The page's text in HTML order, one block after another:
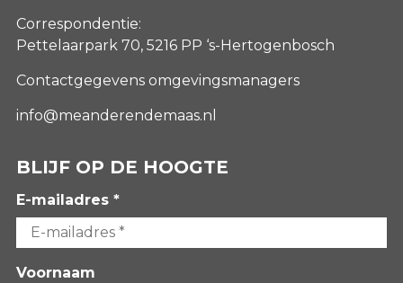
Correspondentie:
Pettelaarpark 70, 5216 PP ‘s-Hertogenbosch
Contactgegevens omgevingsmanagers
info@meanderendemaas.nl
BLIJF OP DE HOOGTE
E-mailadres *
Voornaam